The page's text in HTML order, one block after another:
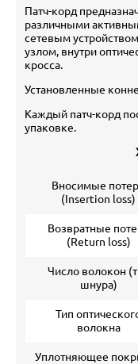
Патч-корд
различными
сетевым
узлом, внутри
кросса.
Установленные
Каждый патч-корд
упаковке.
Вносимые
(Insertion loss)
Возвратные
(Return loss)
Число волокон
шнура)
Тип
волокна
Уплотняющее